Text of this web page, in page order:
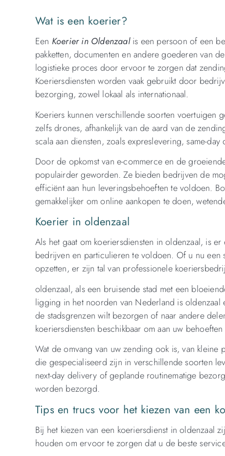
Wat is een koerier?
Een Koerier in Oldenzaalis een persoon of een
pakketten, documenten en andere goederen van
logistieke proces door ervoor te zorgen dat
Koeriersdiensten worden vaak gebruikt door
bezorging, zowel lokaal als internationaal.
Koeriers kunnen verschillende soorten voertuigen
zelfs drones, afhankelijk van de aard van de
scala aan diensten, zoals expreslevering, same-
Door de opkomst van e-commerce en de
populairder geworden. Ze bieden bedrijven de
efficiënt aan hun leveringsbehoeften te voldoen.
gemakkelijker om online aankopen te doen,
Koerier in oldenzaal
Als het gaat om koeriersdiensten in oldenzaal, is
bedrijven en particulieren te voldoen. Of u nu
opzetten, er zijn tal van professionele
oldenzaal, als een bruisende stad met een
ligging in het noorden van Nederland is
de stadsgrenzen wilt bezorgen of naar andere
koeriersdiensten beschikbaar om aan uw
Wat de omvang van uw zending ook is, van
die gespecialiseerd zijn in verschillende soorten
next-day delivery of geplande routinematige
worden bezorgd.
Tips en trucs voor het kiezen van een
Bij het kiezen van een koeriersdienst in oldenzaal
houden om ervoor te zorgen dat u de beste